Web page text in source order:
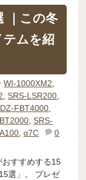
｜この冬
テムを紹
WI-1000XM2
,SRS-LSR200
FBT4000
,SRS-
,α7C
0
すすめする15
選」。 プレゼ